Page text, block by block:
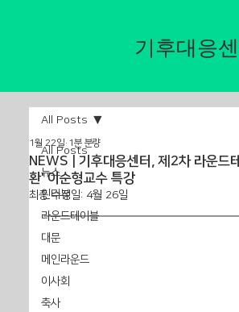
기후대응
All Posts
뉴스
인터뷰
라운드테이블
대문
메인라운드
이사회
축사
All Posts
NEWS | 기후대응센터, 제2차 라운드
환' 이순형교수 특강
1월 22일 1분 분량
최종 수정일: 4월 26일